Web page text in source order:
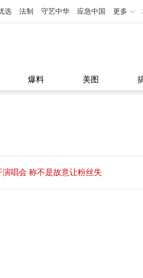
选 法制 守艺中华 应急中国 更多
爆料 美图
唱会 称不是故意让粉丝失